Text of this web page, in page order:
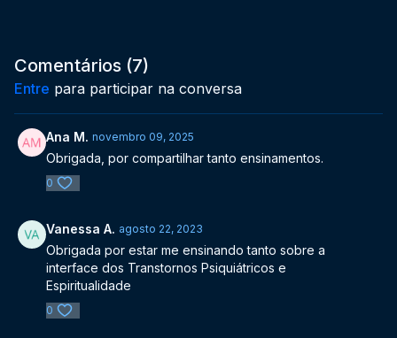
Comentários (7)
Entre para participar na conversa
Ana M. novembro 09, 2025
Obrigada, por compartilhar tanto ensinamentos.
0
Vanessa A. agosto 22, 2023
Obrigada por estar me ensinando tanto sobre a
interface dos Transtornos Psiquiátricos e
Espiritualidade
0